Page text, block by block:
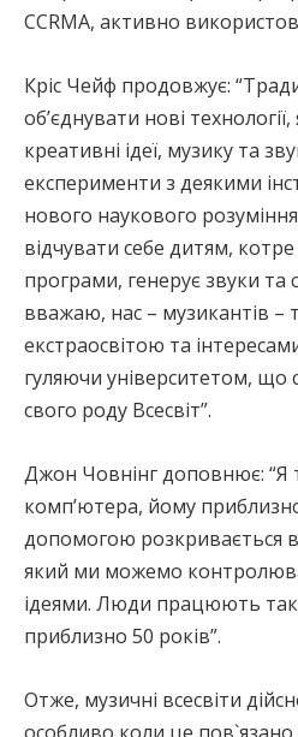
CCRMA, активно
Кріс Чейф продовжує:
об’єднувати нові
креативні ідеї, музику та
експерименти з деякими
нового наукового
відчувати себе дитям, котре
програми, генерує звуки та
вважаю, нас – музикантів –
екстраосвітою та
гуляючи університетом, що
свого роду Всесвіт”.
Джон Човнінг доповнює: “Я
комп’ютера, йому
допомогою розкривається
який ми можемо
ідеями. Люди працюють
приблизно 50 років”.
Отже, музичні всесвіти